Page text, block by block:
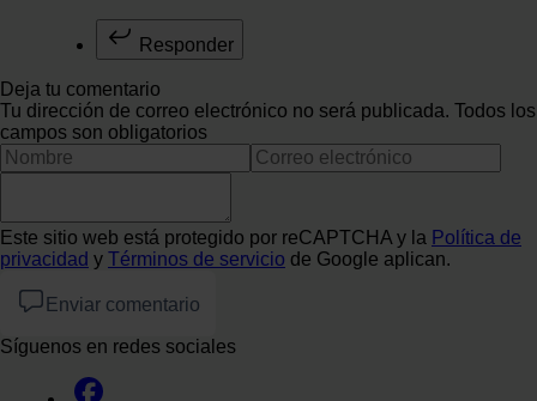
Responder
Deja tu comentario
Tu dirección de correo electrónico no será publicada. Todos los
campos son obligatorios
Este sitio web está protegido por reCAPTCHA y la Política de
privacidad y Términos de servicio de Google aplican.
Enviar comentario
Síguenos en redes sociales